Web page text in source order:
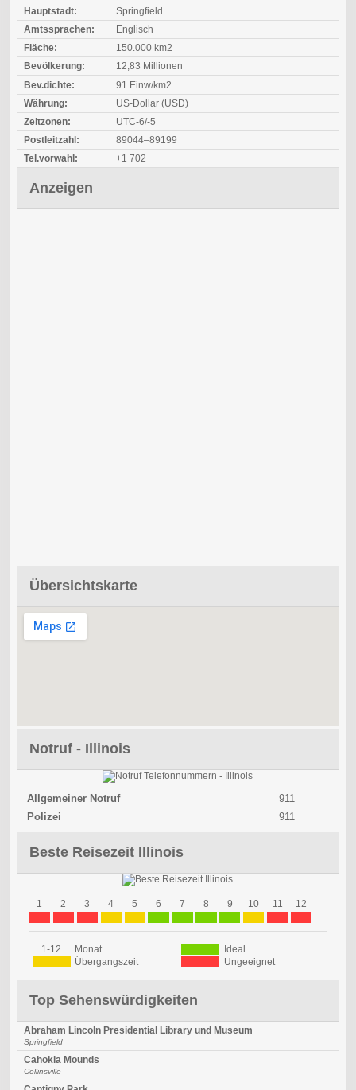
Hauptstadt:
Springfield
Amtssprachen:
Englisch
Fläche:
150.000 km2
Bevölkerung:
12,83 Millionen
Bev.dichte:
91 Einw/km2
Währung:
US-Dollar (USD)
Zeitzonen:
UTC-6/-5
Postleitzahl:
89044–89199
Tel.vorwahl:
+1 702
Anzeigen
Übersichtskarte
Notruf - Illinois
Allgemeiner Notruf
911
Polizei
911
Beste Reisezeit Illinois
1 2 3 4 5 6 7 8 9 10 11 12
1-12 Monat
Ideal
Übergangszeit
Ungeeignet
Top Sehenswürdigkeiten
Abraham Lincoln Presidential Library und Museum
Springfield
Cahokia Mounds
Collinsville